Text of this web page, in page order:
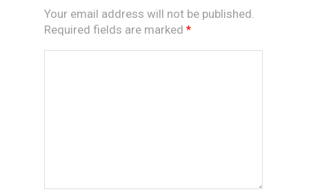
Your email address will not be published.
Required fields are marked *